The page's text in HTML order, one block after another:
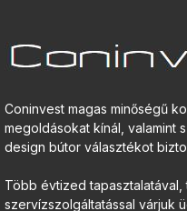
Coninvest magas minőségű
megoldásokat kínál, valamint
design bútor választékot
Több évtized tapasztalatával,
szervízszolgáltatással várjuk